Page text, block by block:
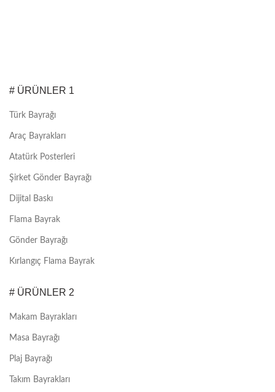
# ÜRÜNLER 1
Türk Bayrağı
Araç Bayrakları
Atatürk Posterleri
Şirket Gönder Bayrağı
Dijital Baskı
Flama Bayrak
Gönder Bayrağı
Kırlangıç Flama Bayrak
# ÜRÜNLER 2
Makam Bayrakları
Masa Bayrağı
Plaj Bayrağı
Takım Bayrakları